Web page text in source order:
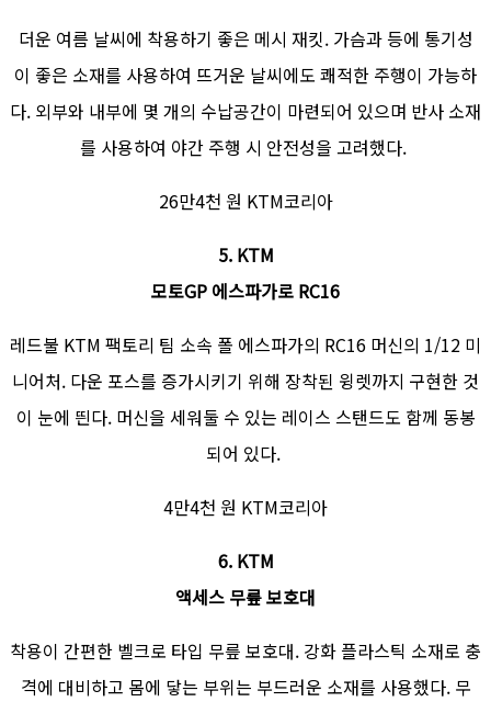
더운 여름 날씨에 착용하기 좋은 메시 재킷. 가슴과 등에 통기성
이 좋은 소재를 사용하여 뜨거운 날씨에도 쾌적한 주행이 가능하
다. 외부와 내부에 몇 개의 수납공간이 마련되어 있으며 반사 소재
를 사용하여 야간 주행 시 안전성을 고려했다.
26만4천 원 KTM코리아
5. KTM
모토GP 에스파가로 RC16
레드불 KTM 팩토리 팀 소속 폴 에스파가의 RC16 머신의 1/12 미
니어처. 다운 포스를 증가시키기 위해 장착된 윙렛까지 구현한 것
이 눈에 띈다. 머신을 세워둘 수 있는 레이스 스탠드도 함께 동봉
되어 있다.
4만4천 원 KTM코리아
6. KTM
액세스 무릎 보호대
착용이 간편한 벨크로 타입 무릎 보호대. 강화 플라스틱 소재로 충
격에 대비하고 몸에 닿는 부위는 부드러운 소재를 사용했다. 무